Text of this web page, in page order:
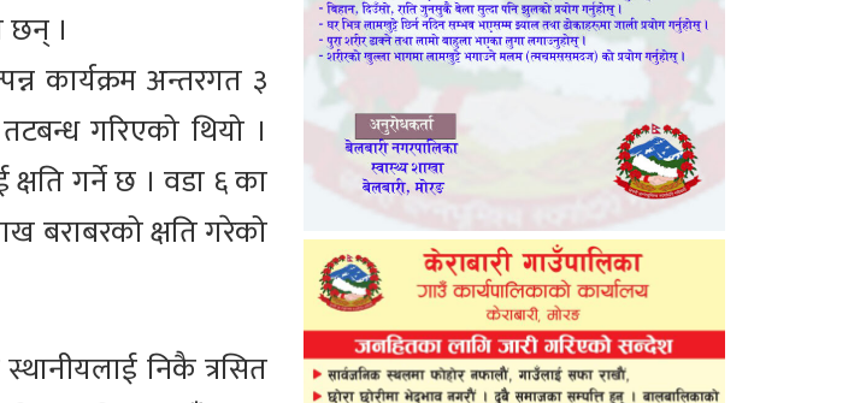
छन् ।
कार्यक्रम अन्तरगत ३
गरिएको थियो ।
गर्ने छ । वडा ६ का
बराबरको क्षति गरेको
निकै त्रसित